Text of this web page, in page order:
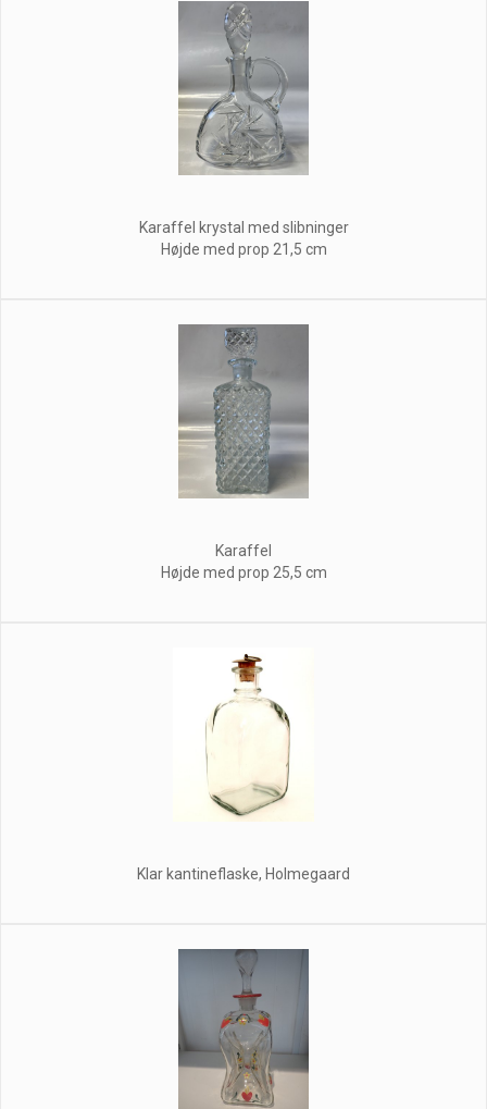
Karaffel krystal med slibninger
Højde med prop 21,5 cm
Karaffel
Højde med prop 25,5 cm
Klar kantineflaske, Holmegaard